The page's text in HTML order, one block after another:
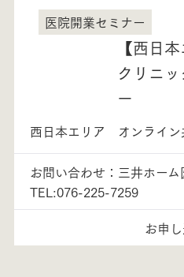
福井県
医院開業セミナー
【西日
クリニ
ー
西日本エリア オンライン
お問い合わせ：三井ホー
TEL:076-225-7259
お申